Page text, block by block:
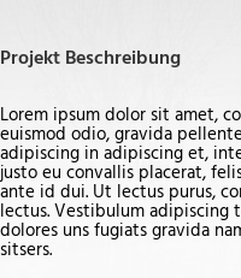
Projekt Beschreibung
Lorem ipsum dolor sit amet,
euismod odio, gravida
adipiscing in adipiscing et,
justo eu convallis placerat,
ante id dui. Ut lectus purus,
lectus. Vestibulum adipiscing
dolores uns fugiats gravida
sitsers.